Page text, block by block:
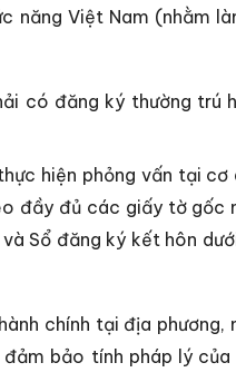
năng Việt Nam (nhằm
có đăng ký thường trú
hiện phỏng vấn tại cơ
đầy đủ các giấy tờ gốc
Sổ đăng ký kết hôn
chính tại địa phương,
bảo tính pháp lý của